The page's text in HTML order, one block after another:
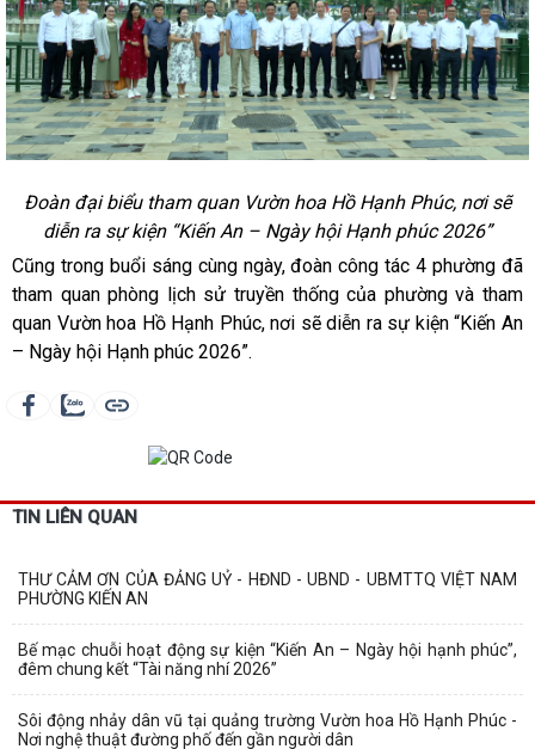
Đoàn đại biểu tham quan Vườn hoa Hồ Hạnh Phúc, nơi sẽ
diễn ra sự kiện “Kiến An – Ngày hội Hạnh phúc 2026”
Cũng trong buổi sáng cùng ngày, đoàn công tác 4 phường đã
tham quan phòng lịch sử truyền thống của phường và tham
quan Vườn hoa Hồ Hạnh Phúc, nơi sẽ diễn ra sự kiện “Kiến An
– Ngày hội Hạnh phúc 2026”.
TIN LIÊN QUAN
THƯ CẢM ƠN CỦA ĐẢNG UỶ - HĐND - UBND - UBMTTQ VIỆT NAM
PHƯỜNG KIẾN AN
Bế mạc chuỗi hoạt động sự kiện “Kiến An – Ngày hội hạnh phúc”,
đêm chung kết “Tài năng nhí 2026”
Sôi động nhảy dân vũ tại quảng trường Vườn hoa Hồ Hạnh Phúc -
Nơi nghệ thuật đường phố đến gần người dân